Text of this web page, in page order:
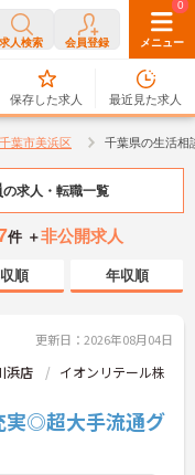
求人検索 会員登録 メニュー
0
保存した求人
0
最近見た求人
千葉市美浜区 千葉県の生活相
の求人・転職一覧
件 ＋非公開求人
順 年収順
更新日：2026年08月04日
浜店
イオンリテール株
実◎超大手流通グ